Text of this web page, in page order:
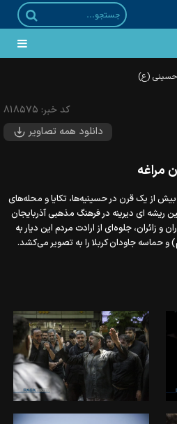
کد خبر: ۸۱۸۵۷۵
دانلود همه تصاویر
مراغه
از یک قرن در حسینیه‌ها، تکایا و محله‌های
ریشه‌ ای دیرینه در فرهنگ مذهبی آذربایجان
و زائران، جلوه‌ای از ارادت مردم این دیار به
و حماسه جاودان کربلا را به تصویر می‌کشد.